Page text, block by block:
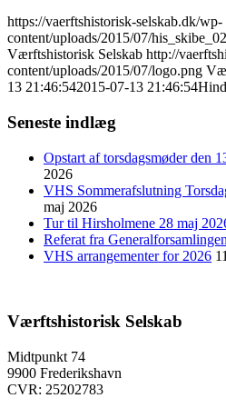
https://vaerftshistorisk-selskab.dk/wp-
content/uploads/2015/07/
Værftshistorisk Selskab http://
content/uploads/2015/07/logo.png
13 21:46:542015-07-13 21:46:54
Seneste indlæg
Opstart af torsdagsmøder den
2026
VHS Sommerafslutning
maj 2026
Tur til Hirsholmene 28 maj
Referat fra
VHS arrangementer for 2026
Værftshistorisk Selskab
Midtpunkt 74
9900 Frederikshavn
CVR: 25202783